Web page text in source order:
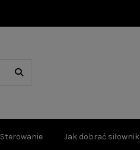
Sterowanie Jak dobrać siłownik